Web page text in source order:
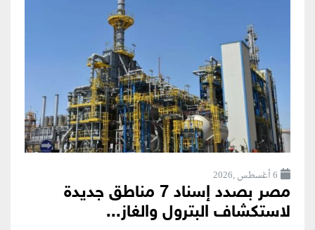
6 أغسطس ,2026
مصر بصدد إسناد 7 مناطق جديدة
لاستكشاف البترول والغاز...